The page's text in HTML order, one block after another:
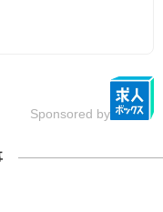
Sponsored by